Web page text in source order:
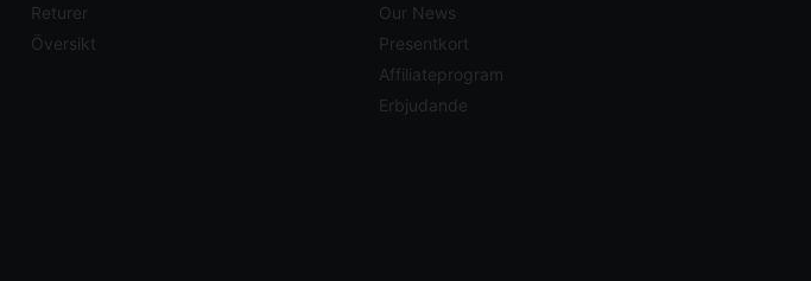
Returer
Översikt
Our News
Presentkort
Affiliateprogram
Erbjudande